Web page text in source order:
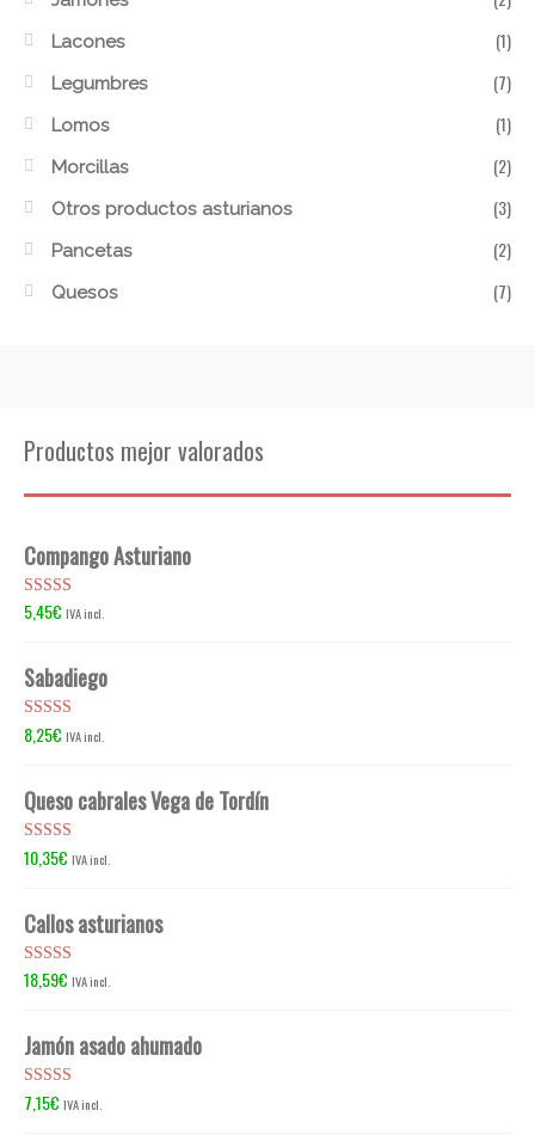
Lacones (1)
Legumbres (7)
Lomos (1)
Morcillas (2)
Otros productos asturianos (3)
Pancetas (2)
Quesos (7)
Productos mejor valorados
Compango Asturiano
Valorado en
5,45€ IVA incl.
Sabadiego
Valorado en
8,25€ IVA incl.
Queso cabrales Vega de Tordín
Valorado en
10,35€ IVA incl.
Callos asturianos
Valorado en
18,59€ IVA incl.
Jamón asado ahumado
Valorado en
7,15€ IVA incl.